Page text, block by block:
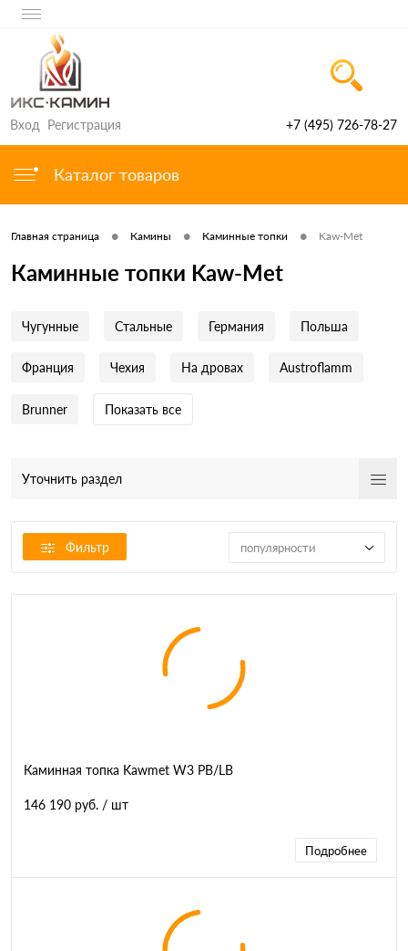
Вход Регистрация +7 (495) 726-78-27
Каталог товаров
Главная страница • Камины • Каминные топки • Kaw-Met
Каминные топки Kaw-Met
Чугунные Стальные Германия Польша
Франция Чехия На дровах Austroflamm
Brunner Показать все
Уточнить раздел
Фильтр популярности
Каминная топка Kawmet W3 PB/LB
146 190 руб. / шт
Подробнее